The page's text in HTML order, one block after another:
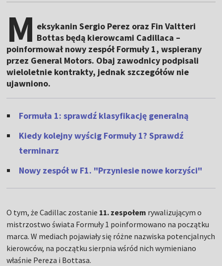
M eksykanin Sergio Perez oraz Fin Valtteri
Bottas będą kierowcami Cadillaca –
poinformował nowy zespół Formuły 1, wspierany
przez General Motors. Obaj zawodnicy podpisali
wieloletnie kontrakty, jednak szczegółów nie
ujawniono.
Formuła 1: sprawdź klasyfikację generalną
Kiedy kolejny wyścig Formuły 1? Sprawdź
terminarz
Nowy zespół w F1. "Przyniesie nowe korzyści"
O tym, że Cadillac zostanie 11. zespołem rywalizującym o
mistrzostwo świata Formuły 1 poinformowano na początku
marca. W mediach pojawiały się różne nazwiska potencjalnych
kierowców, na początku sierpnia wśród nich wymieniano
właśnie Pereza i Bottasa.